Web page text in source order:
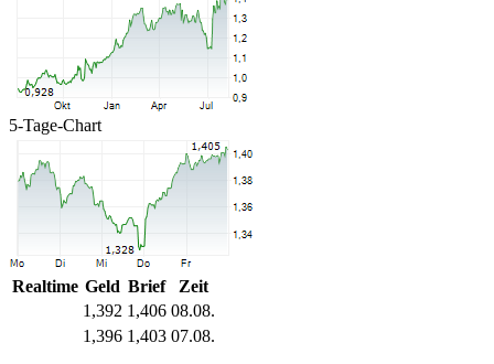
5-Tage-Chart
Realtime Geld Brief
Zeit
1,392 1,406 08.08.
1,396 1,403 07.08.